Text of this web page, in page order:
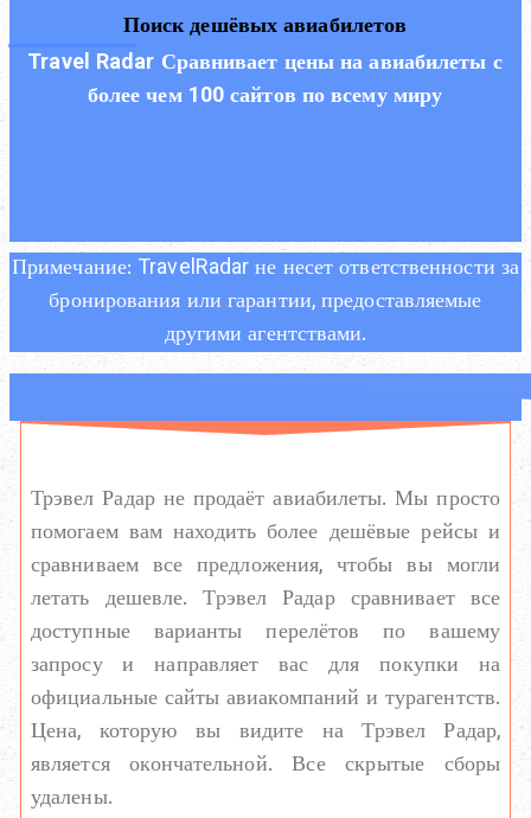
Поиск дешёвых авиабилетов
Travel Radar Сравнивает цены на авиабилеты с
более чем 100 сайтов по всему миру
Примечание: TravelRadar не несет ответственности за
бронирования или гарантии, предоставляемые
другими агентствами.
Трэвел Радар не продаёт авиабилеты. Мы просто
помогаем вам находить более дешёвые рейсы и
сравниваем все предложения, чтобы вы могли
летать дешевле. Трэвел Радар сравнивает все
доступные варианты перелётов по вашему
запросу и направляет вас для покупки на
официальные сайты авиакомпаний и турагентств.
Цена, которую вы видите на Трэвел Радар,
является окончательной. Все скрытые сборы
удалены.